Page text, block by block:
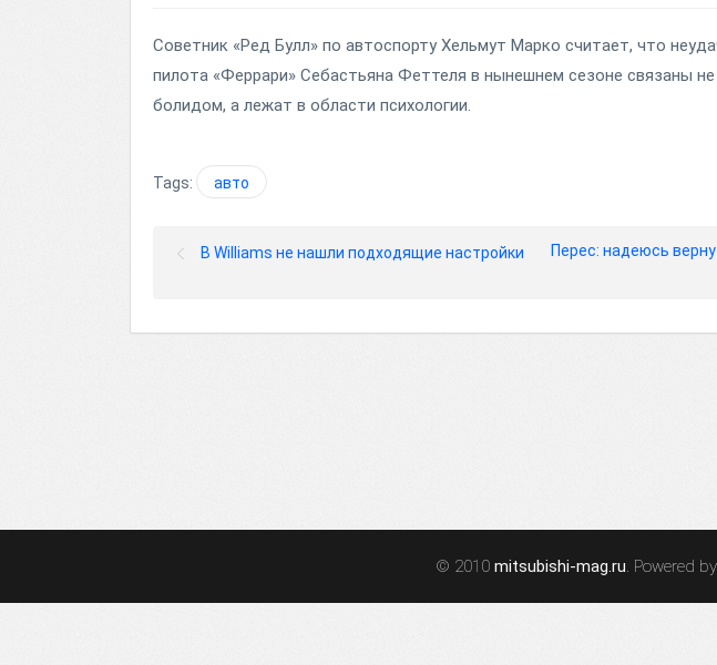
Советник «Ред Булл» по автоспорту Хельмут Марко считает, что
пилота «Феррари» Себастьяна Феттеля в нынешнем сезоне связаны
болидом, а лежат в области психологии.
Tags: авто
В Williams не нашли подходящие настройки
Перес: надеюсь
© 2010 mitsubishi-mag.ru. Powered by